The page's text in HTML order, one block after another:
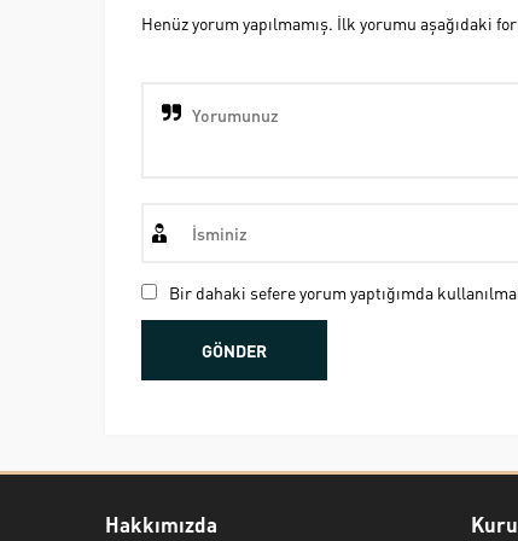
Henüz yorum yapılmamış. İlk yorumu aşağıdaki
Bir dahaki sefere yorum yaptığımda
Hakkımızda